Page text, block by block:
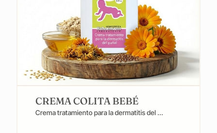
CREMA COLITA BEBÉ
Crema tratamiento para la dermatitis del ...